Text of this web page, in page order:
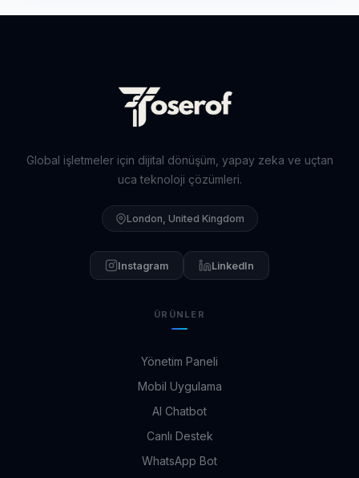
Global işletmeler için dijital dönüşüm, yapay zeka ve uçtan
uca teknoloji çözümleri.
London, United Kingdom
Instagram LinkedIn
ÜRÜNLER
Yönetim Paneli
Mobil Uygulama
AI Chatbot
Canlı Destek
WhatsApp Bot